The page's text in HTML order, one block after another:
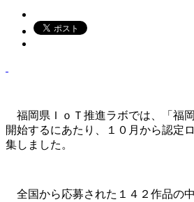
福岡県ＩｏＴ推進ラボでは、「福
開始するにあたり、１０月から認定
集しました。
全国から応募された１４２作品の